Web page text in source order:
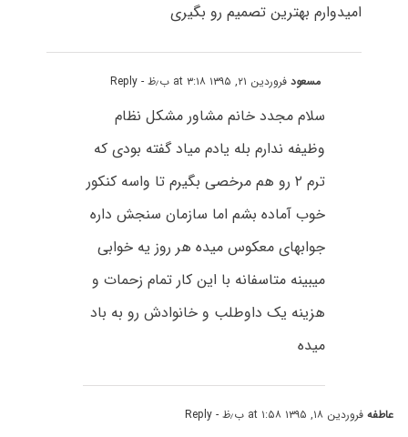
امیدوارم بهترین تصمیم رو بگیری
مسعودفروردین ۲۱, ۱۳۹۵ at ۳:۱۸ ب٫ظ - Reply
سلام مجدد خانم مشاور مشکل نظام
وظیفه ندارم بله یادم میاد گفته بودی که
ترم ۲ رو هم مرخصی بگیرم تا واسه کنکور
خوب آماده بشم اما سازمان سنجش داره
جوابهای معکوس میده هر روز یه خوابی
میبینه متاسفانه با این کار تمام زحمات و
هزینه یک داوطلب و خانوادش رو به باد
میده
عاطفهفروردین ۱۸, ۱۳۹۵ at ۱:۵۸ ب٫ظ - Reply